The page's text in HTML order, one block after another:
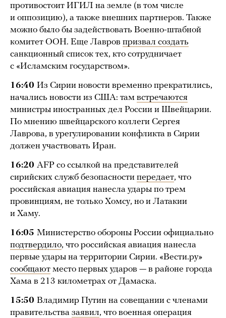
противостоит ИГИЛ на земле (в том числе
и оппозицию), а также внешних партнеров. Также
можно было бы задействовать Военно-штабной
комитет ООН. Еще Лавров призвал создать
санкционный список тех, кто сотрудничает
с «Исламским государством».
16:40 Из Сирии новости временно прекратились,
начались новости из США: там встречаются
министры иностранных дел России и Швейцарии.
По мнению швейцарского коллеги Сергея
Лаврова, в урегулировании конфликта в Сирии
должен участвовать Иран.
16:20 AFP со ссылкой на представителей
сирийских служб безопасности передает, что
российская авиация нанесла удары по трем
провинциям, не только Хомсу, но и Латакии
и Хаму.
16:05 Министерство обороны России официально
подтвердило, что российская авиация нанесла
первые удары на территории Сирии. «Вести.ру»
сообщают место первых ударов — в районе города
Хама в 213 километрах от Дамаска.
15:50 Владимир Путин на совещании с членами
правительства заявил, что военная операция